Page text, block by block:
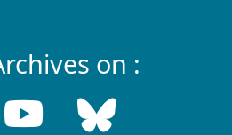
on :